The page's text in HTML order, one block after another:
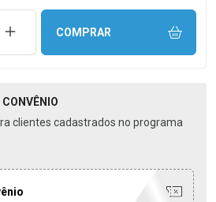
AUMENTAR UMA UNIDADE
COMPRAR
CONVÊNIO
clientes cadastrados no programa